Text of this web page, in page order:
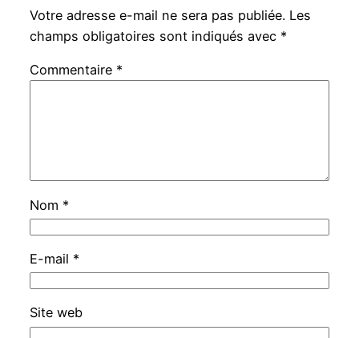
Votre adresse e-mail ne sera pas publiée. Les
champs obligatoires sont indiqués avec *
Commentaire *
Nom *
E-mail *
Site web